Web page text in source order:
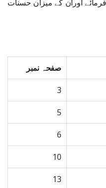
اوران کے میزان حسنات
صفحہ نمبر
3
5
6
10
13